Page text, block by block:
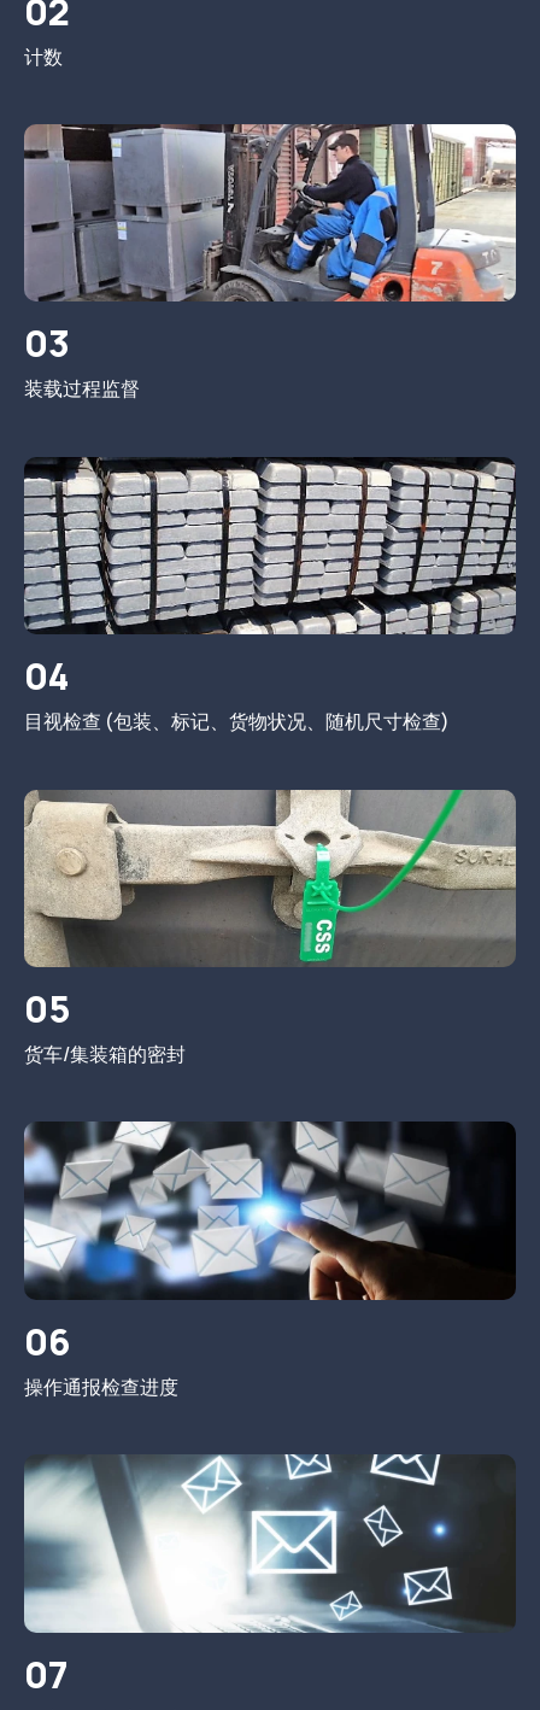
02
计数
03
装载过程监督
04
目视检查 (包装、标记、货物状况、随机尺寸检查)
05
货车/集装箱的密封
06
操作通报检查进度
07